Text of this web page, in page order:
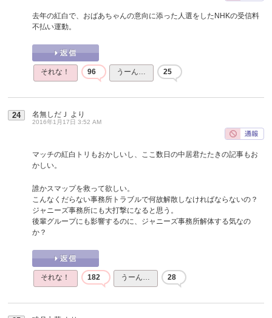
去年の紅白で、おばあちゃんの意向に添った人選をしたNHKの受信料
不払い運動。
それな！ 96 うーん… 25
24 名無しだＪ より
2016年1月17日 3:52 AM
マッチの紅白トリもおかしいし、ここ数日の中居君たたきの記事もお
かしい。
誰かスマップを救って欲しい。
こんなくだらない事務所トラブルで何故解散しなければならないの？
ジャニーズ事務所にも大打撃になると思う。
後輩グループにも影響するのに、ジャニーズ事務所解体する気なの
か？
それな！ 182 うーん… 28